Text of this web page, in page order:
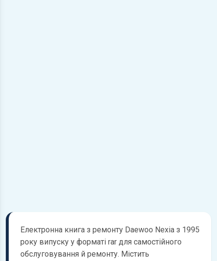
Електронна книга з ремонту Daewoo Nexia з 1995
року випуску у форматі rar для самостійного
обслуговування й ремонту. Містить